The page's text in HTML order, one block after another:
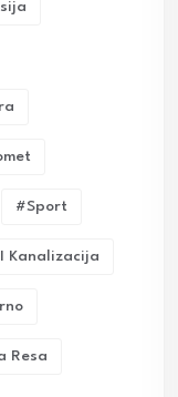
#sport
Kanalizacija
Resa